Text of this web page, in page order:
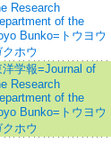
Research
of the
Bunko=トウヨウ
クホウ
洋学報=Journal of
Research
of the
Bunko=トウヨウ
クホウ